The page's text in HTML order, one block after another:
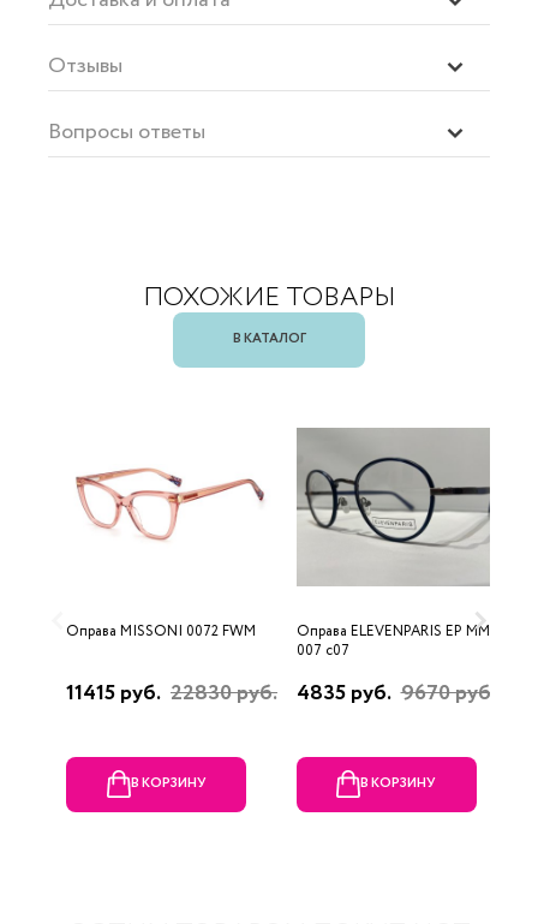
Отзывы
Вопросы ответы
ПОХОЖИЕ ТОВАРЫ
В КАТАЛОГ
Оправа MISSONI 0072 FWM
11415 руб. 22830 руб.
В КОРЗИНУ
Оправа ELEVENPARIS EP MM
007 c07
4835 руб. 9670 руб.
В КОРЗИНУ